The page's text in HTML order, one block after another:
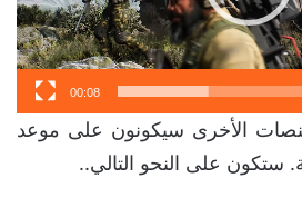
00:08
الأخرى سيكونون على موعد
ستكون على النحو التالي..